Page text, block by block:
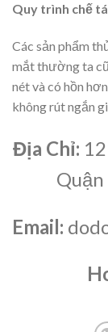
Quy trình chế
Các sản phẩm
mắt thường ta
nét và có hồn
không rút ngắn
Địa Chỉ:
Email: